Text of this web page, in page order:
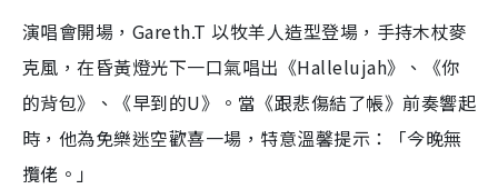
演唱會開場，Gareth.T 以牧羊人造型登場，手持木杖麥
克風，在昏黃燈光下一口氣唱出《Hallelujah》、《你
的背包》、《早到的U》。當《跟悲傷結了帳》前奏響起
時，他為免樂迷空歡喜一場，特意溫馨提示：「今晚無
攬佬。」